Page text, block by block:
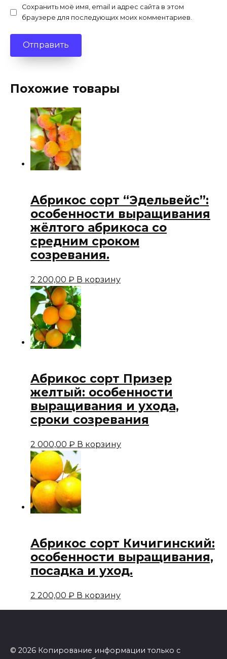
Сохранить моё имя, email и адрес сайта в этом
браузере для последующих моих комментариев.
Похожие товары
Абрикос сорт “Эдельвейс”:
особенности выращивания
жёлтого абрикоса со
средним сроком
созревания.
2 200,00 ₽ В корзину
Абрикос сорт Призер
желтый: особенности
выращивания и ухода,
сроки созревания
2 000,00 ₽ В корзину
Абрикос сорт Кичигинский:
особенности выращивания,
посадка и уход.
2 200,00 ₽ В корзину
© 2026 Копирование информации только с